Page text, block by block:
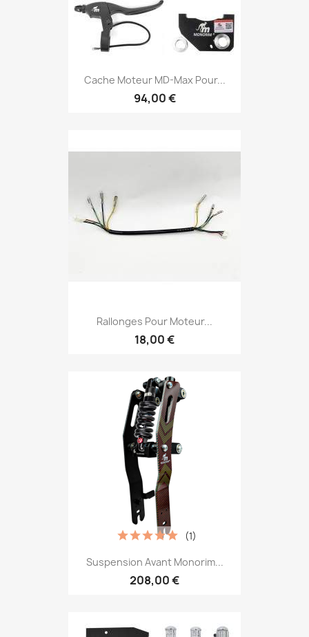
Cache Moteur MD-Max Pour...
94,00 €
Rallonges Pour Moteur...
18,00 €
Suspension Avant Monorim...
208,00 €
(1)